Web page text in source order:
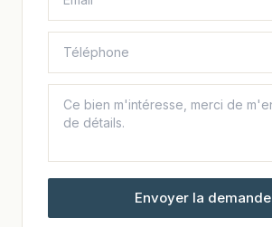
Envoyer la demande